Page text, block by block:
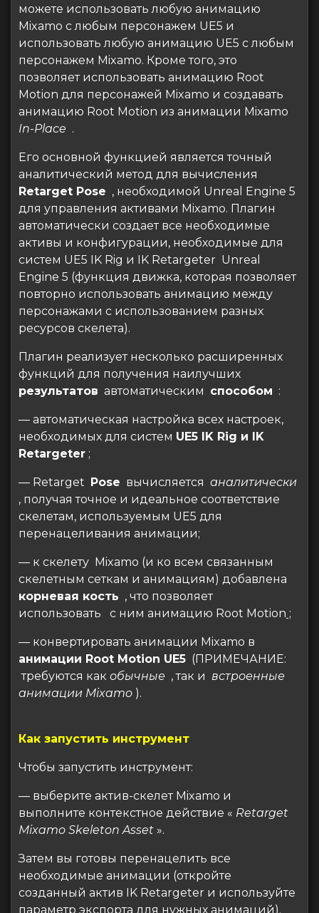
можете использовать любую анимацию
Mixamo с любым персонажем UE5 и
использовать любую анимацию UE5 с любым
персонажем Mixamo. Кроме того, это
позволяет использовать анимацию Root
Motion для персонажей Mixamo и создавать
анимацию Root Motion из анимации Mixamo
In-Place .
Его основной функцией является точный
аналитический метод для вычисления
Retarget Pose , необходимой Unreal Engine 5
для управления активами Mixamo. Плагин
автоматически создает все необходимые
активы и конфигурации, необходимые для
систем UE5 IK Rig и IK Retargeter Unreal
Engine 5 (функция движка, которая позволяет
повторно использовать анимацию между
персонажами с использованием разных
ресурсов скелета).
Плагин реализует несколько расширенных
функций для получения наилучших
результатов автоматическим способом :
— автоматическая настройка всех настроек,
необходимых для систем UE5 IK Rig и IK
Retargeter ;
— Retarget Pose вычисляется аналитически
, получая точное и идеальное соответствие
скелетам, используемым UE5 для
перенацеливания анимации;
— к скелету Mixamo (и ко всем связанным
скелетным сеткам и анимациям) добавлена
корневая кость , что позволяет
использовать с ним анимацию Root Motion ;
— конвертировать анимации Mixamo в
анимации Root Motion UE5 (ПРИМЕЧАНИЕ:
требуются как обычные , так и встроенные
анимации Mixamo ).
Как запустить инструмент
Чтобы запустить инструмент:
— выберите актив-скелет Mixamo и
выполните контекстное действие « Retarget
Mixamo Skeleton Asset ».
Затем вы готовы перенацелить все
необходимые анимации (откройте
созданный актив IK Retargeter и используйте
параметр экспорта для нужных анимаций).